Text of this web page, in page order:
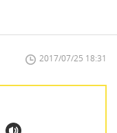
2017/07/25 18:31